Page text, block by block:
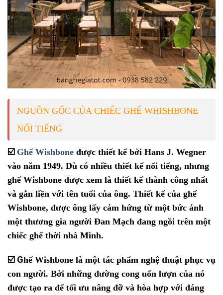
NGUỒN GỐC CỦA CHIẾC GHẾ WHISHBONE
NỔI TIẾNG
☑️ Ghế Wishbone được thiết kế bởi Hans J. Wegner
vào năm 1949. Dù có nhiều thiết kế nổi tiếng, nhưng
ghế Wishbone được xem là thiết kế thành công nhất
và gắn liền với tên tuổi của ông. Thiết kế của ghế
Wishbone, được ông lấy cảm hứng từ một bức ảnh
một thương gia người Đan Mạch đang ngồi trên một
chiếc ghế thời nhà Minh.
☑️ Ghế Wishbone là một tác phẩm nghệ thuật phục vụ
con người. Bởi những đường cong uốn lượn của nó
được tạo ra để tối ưu nâng đỡ và hòa hợp với dáng